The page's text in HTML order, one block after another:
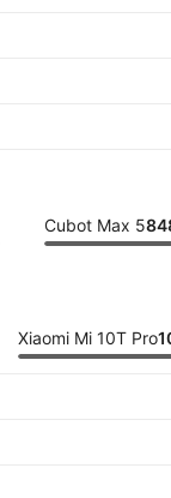
Cubot Max 5
Xiaomi Mi 10T Pro